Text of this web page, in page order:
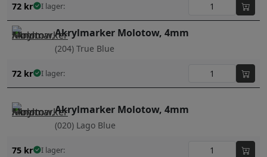
72 kr I lager:
Akrylmarker Molotow, 4mm
(204) True Blue
72 kr I lager:
Akrylmarker Molotow, 4mm
(020) Lago Blue
75 kr I lager: